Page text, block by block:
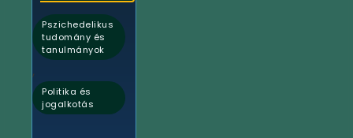
Pszichedelikus
tudomány és
tanulmányok
,
Politika és
jogalkotás